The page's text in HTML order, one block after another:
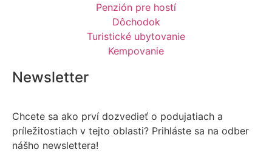
Penzión pre hostí
Dôchodok
Turistické ubytovanie
Kempovanie
Newsletter
Chcete sa ako prví dozvedieť o podujatiach a
príležitostiach v tejto oblasti? Prihláste sa na odber
nášho newslettera!